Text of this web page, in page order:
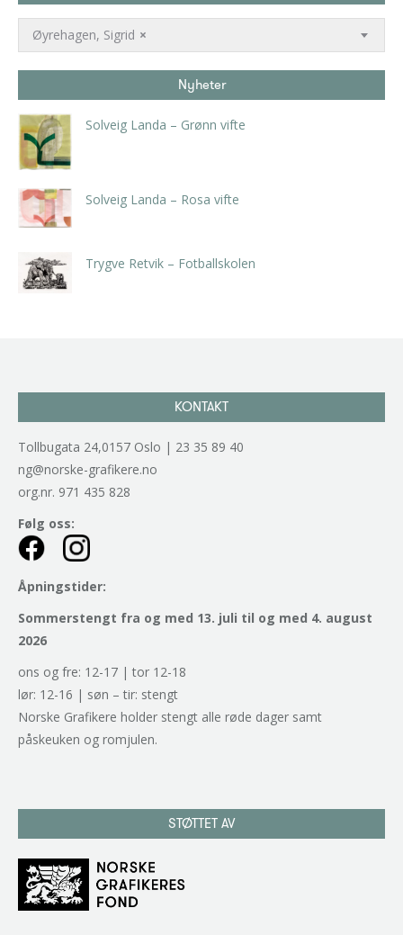
×
Øyrehagen, Sigrid
Nyheter
Solveig Landa – Grønn vifte
Solveig Landa – Rosa vifte
Trygve Retvik – Fotballskolen
KONTAKT
Tollbugata 24,0157 Oslo | 23 35 89 40
ng@norske-grafikere.no
org.nr. 971 435 828
Følg oss:
Åpningstider:
Sommerstengt fra og med 13. juli til og med 4. august
2026
ons og fre: 12-17 | tor 12-18
lør: 12-16 | søn – tir: stengt
Norske Grafikere holder stengt alle røde dager samt
påskeuken og romjulen.
STØTTET AV